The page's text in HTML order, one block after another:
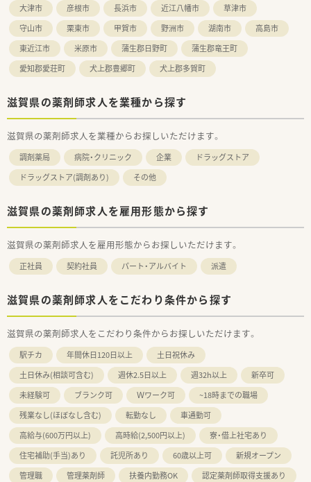
大津市 彦根市 長浜市 近江八幡市
草津市
守山市
栗東市 甲賀市 野洲市 湖南市
高島市
東近江市
米原市 蒲生郡日野町
蒲生郡竜王町
愛知郡愛荘町
犬上郡豊郷町 犬上郡多賀町
滋賀県の薬剤師求人を業種から探す
滋賀県の薬剤師求人を業種からお探しいただけます。
調剤薬局 病院・クリニック 企業
ドラッグストア
ドラッグストア(調剤あり)
その他
滋賀県の薬剤師求人を雇用形態から探す
滋賀県の薬剤師求人を雇用形態からお探しいただけます。
正社員 契約社員 パート・アルバイト 派遣
滋賀県の薬剤師求人をこだわり条件から探す
滋賀県の薬剤師求人をこだわり条件からお探しいただけます。
駅チカ 年間休日120日以上
土日祝休み
土日休み(相談可含む)
週休2.5日以上 週32h以上
新卒可
未経験可
ブランク可 Ｗワーク可
~18時までの職場
残業なし(ほぼなし含む)
転勤なし
車通勤可
高給与(600万円以上)
高時給(2,500円以上)
寮・借上社宅あり
住宅補助(手当)あり
託児所あり 60歳以上可
新規オープン
管理職
管理薬剤師 扶養内勤務OK
認定薬剤師取得支援あり